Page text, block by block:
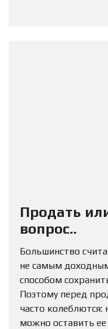
Продать
вопрос..
Большинство
не самым
способом
Поэтому перед
часто колеблются:
можно оставить ее